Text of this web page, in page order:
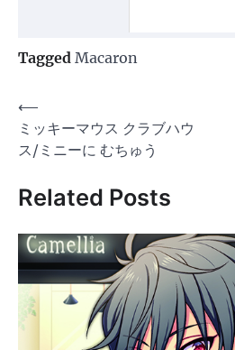
Tagged Macaron
投
稿
ナ
ビ
ー
シ
ョ
ン
⟵
ミッキーマウス クラブハウ
ス/ミニーに むちゅう
Related Posts